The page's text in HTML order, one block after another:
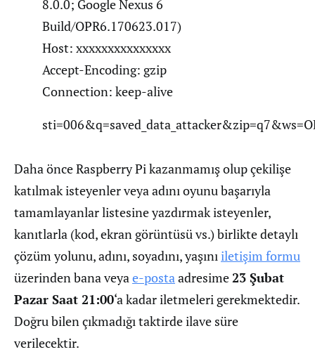
8.0.0; Google Nexus 6
Build/OPR6.170623.017)
Host: xxxxxxxxxxxxxxx
Accept-Encoding: gzip
Connection: keep-alive
Daha önce Raspberry Pi kazanmamış olup çekilişe
katılmak isteyenler veya adını oyunu başarıyla
tamamlayanlar listesine yazdırmak isteyenler,
kanıtlarla (kod, ekran görüntüsü vs.) birlikte detaylı
çözüm yolunu, adını, soyadını, yaşınıiletişim formu
üzerinden bana veyae-postaadresime23 Şubat
Pazar Saat 21:00‘a kadar iletmeleri gerekmektedir.
Doğru bilen çıkmadığı taktirde ilave süre
verilecektir.